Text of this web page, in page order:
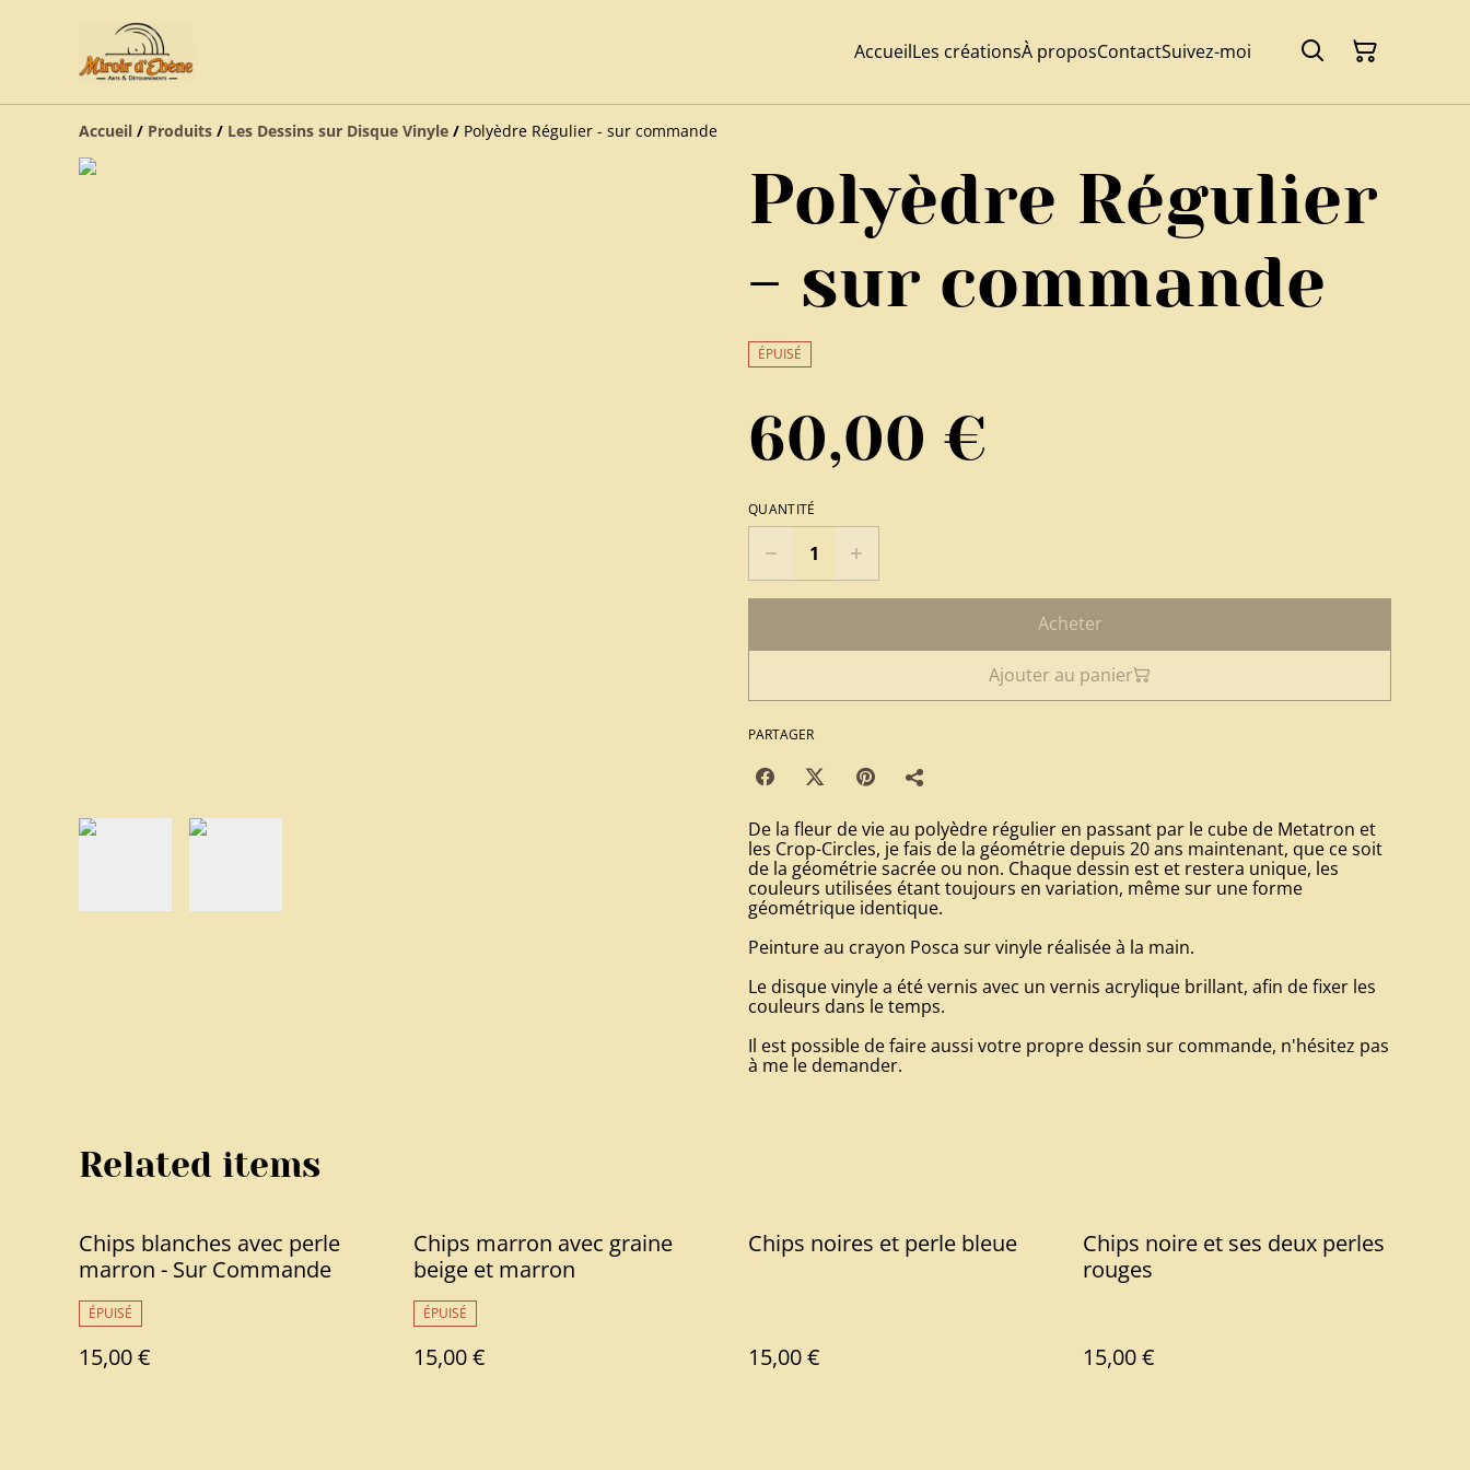
AccueilLes créationsÀ proposContactSuivez-moi
Accueil / Produits / Les Dessins sur Disque Vinyle / Polyèdre Régulier - sur commande
Polyèdre Régulier
- sur commande
ÉPUISÉ
60,00 €
QUANTITÉ
Acheter
Ajouter au panier
PARTAGER
De la fleur de vie au polyèdre régulier en passant par le cube de Metatron et
les Crop-Circles, je fais de la géométrie depuis 20 ans maintenant, que ce soit
de la géométrie sacrée ou non. Chaque dessin est et restera unique, les
couleurs utilisées étant toujours en variation, même sur une forme
géométrique identique.
Peinture au crayon Posca sur vinyle réalisée à la main.
Le disque vinyle a été vernis avec un vernis acrylique brillant, afin de fixer les
couleurs dans le temps.
Il est possible de faire aussi votre propre dessin sur commande, n'hésitez pas
à me le demander.
Related items
Chips blanches avec perle
marron - Sur Commande
ÉPUISÉ
15,00 €
Chips marron avec graine
beige et marron
ÉPUISÉ
15,00 €
Chips noires et perle bleue
15,00 €
Chips noire et ses deux perles
rouges
15,00 €